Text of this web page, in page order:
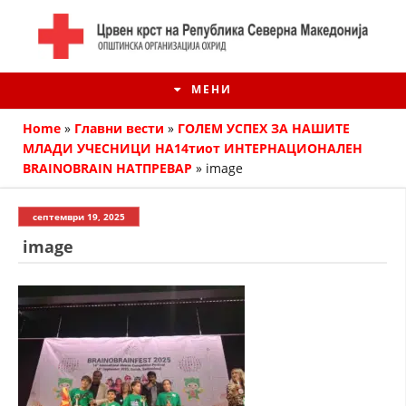
МЕНИ
ИСТОРИЈАТ НА ЦКРМ
ИСТОРИЈАТ НА ДВИЖЕЊЕТО
Home » Главни вести » ГОЛЕМ УСПЕХ ЗА НАШИТЕ
МЛАДИ УЧЕСНИЦИ НА14тиот ИНТЕРНАЦИОНАЛЕН
BRAINOBRAIN НАТПРЕВАР » image
септември 19, 2025
image